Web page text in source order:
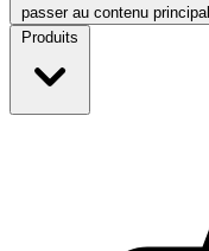
passer au contenu principal
Produits